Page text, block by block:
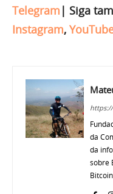
Telegram | Siga
Instagram,
da
da
sobre